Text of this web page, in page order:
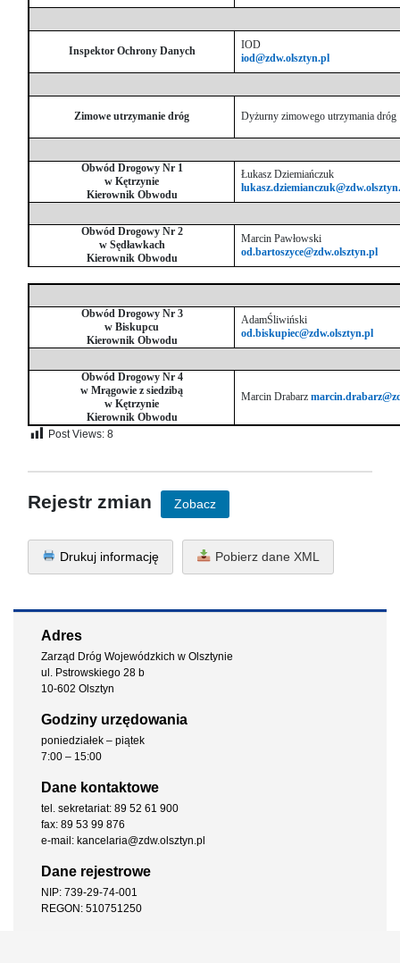
2.1.0
Author:
https://atakanau.blogspot.com/2021/01/automatic-
menu-
wp-
plugin.html
Inspektor Ochrony Danych
IOD
iod@zdw.olsztyn.pl
Zimowe utrzymanie dróg Dyżurny zimowego utrzymania dróg
Obwód Drogowy Nr 1
w Kętrzynie
Kierownik Obwodu
Łukasz Dziemiańczuk
Obwód Drogowy Nr 2
w Sędławkach
Kierownik Obwodu
Marcin Pawłowski
od.bartoszyce@zdw.olsztyn.pl
Obwód Drogowy Nr 3
w Biskupcu
Kierownik Obwodu
AdamŚliwiński
od.biskupiec@zdw.olsztyn.pl
Obwód Drogowy Nr 4
w Mrągowie z siedzibą
w Kętrzynie
Kierownik Obwodu
Marcin Drabarz
Post Views: 8
Rejestr zmian Zobacz
Drukuj informację Pobierz dane XML
Adres
Zarząd Dróg Wojewódzkich w Olsztynie
ul. Pstrowskiego 28 b
10-602 Olsztyn
Godziny urzędowania
poniedziałek – piątek
7:00 – 15:00
Dane kontaktowe
tel. sekretariat: 89 52 61 900
fax: 89 53 99 876
e-mail: kancelaria@zdw.olsztyn.pl
Dane rejestrowe
NIP: 739-29-74-001
REGON: 510751250